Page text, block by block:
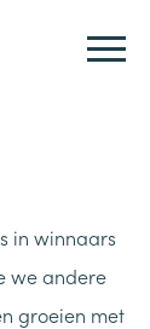
in winnaars
we andere
groeien met